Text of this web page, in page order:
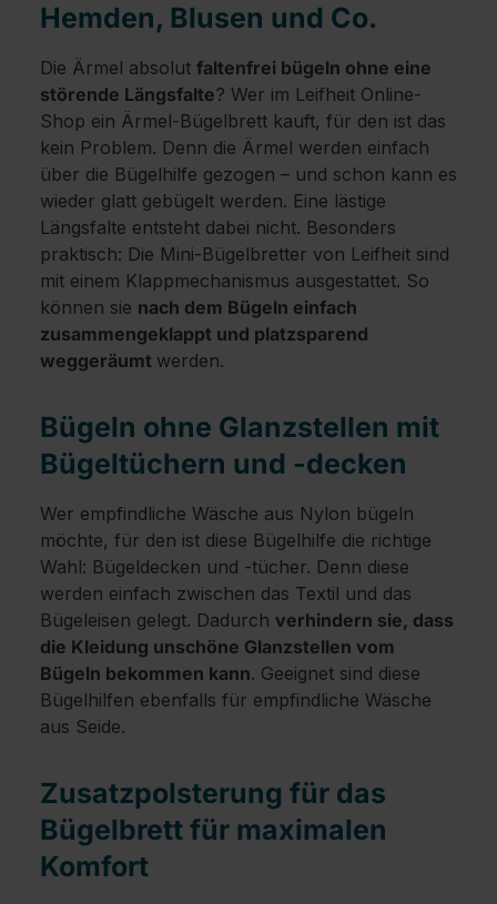
Hemden, Blusen und Co.
Die Ärmel absolut faltenfrei bügeln ohne eine
störende Längsfalte? Wer im Leifheit Online-
Shop ein Ärmel-Bügelbrett kauft, für den ist das
kein Problem. Denn die Ärmel werden einfach
über die Bügelhilfe gezogen – und schon kann es
wieder glatt gebügelt werden. Eine lästige
Längsfalte entsteht dabei nicht. Besonders
praktisch: Die Mini-Bügelbretter von Leifheit sind
mit einem Klappmechanismus ausgestattet. So
können sie nach dem Bügeln einfach
zusammengeklappt und platzsparend
weggeräumt werden.
Bügeln ohne Glanzstellen mit
Bügeltüchern und -decken
Wer empfindliche Wäsche aus Nylon bügeln
möchte, für den ist diese Bügelhilfe die richtige
Wahl: Bügeldecken und -tücher. Denn diese
werden einfach zwischen das Textil und das
Bügeleisen gelegt. Dadurch verhindern sie, dass
die Kleidung unschöne Glanzstellen vom
Bügeln bekommen kann. Geeignet sind diese
Bügelhilfen ebenfalls für empfindliche Wäsche
aus Seide.
Zusatzpolsterung für das
Bügelbrett für maximalen
Komfort